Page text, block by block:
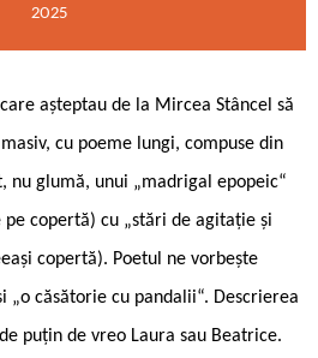
2025
așteptau de la Mircea Stâncel să
cu poeme lungi, compuse din
nu glumă, unui „madrigal epopeic“
copertă) cu „stări de agitație și
copertă). Poetul ne vorbește
„o căsătorie cu pandalii“. Descrierea
puțin de vreo Laura sau Beatrice.